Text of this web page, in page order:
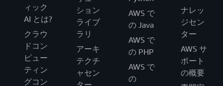
ィック
AI とは?
クラウ
ドコン
ピュー
ティン
グコン
ション
ライブ
ラリ
アーキ
テクチ
ャセン
AWS で
の Java
AWS で
の PHP
AWS で
の
ナレッ
ジセン
ター
AWS サ
ポート
の概要